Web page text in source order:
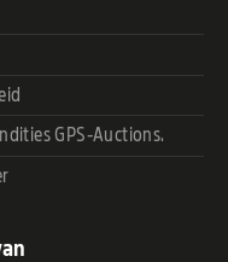
GPS-Auctions.